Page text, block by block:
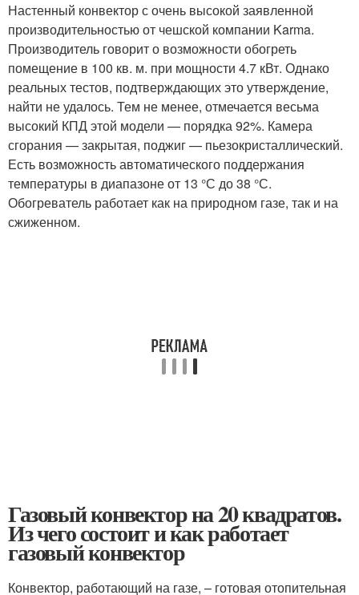
Настенный конвектор с очень высокой заявленной
производительностью от чешской компании Karma.
Производитель говорит о возможности обогреть
помещение в 100 кв. м. при мощности 4.7 кВт. Однако
реальных тестов, подтверждающих это утверждение,
найти не удалось. Тем не менее, отмечается весьма
высокий КПД этой модели — порядка 92%. Камера
сгорания — закрытая, поджиг — пьезокристаллический.
Есть возможность автоматического поддержания
температуры в диапазоне от 13 °С до 38 °С.
Обогреватель работает как на природном газе, так и на
сжиженном.
Газовый конвектор на 20 квадратов.
Из чего состоит и как работает
газовый конвектор
Конвектор, работающий на газе, – готовая отопительная